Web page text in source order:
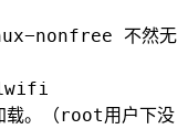
nonfree 不然无
。（root用户下没